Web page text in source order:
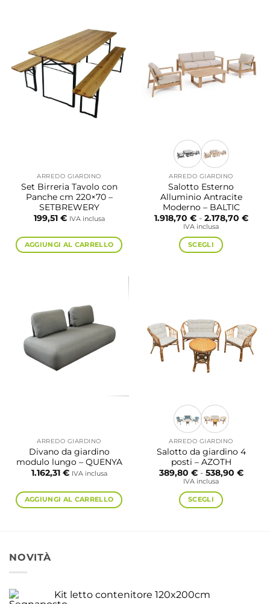
più
varianti.
Le
opzioni
possono
essere
scelte
Le
opzioni
possono
del
prodotto
ARREDO GIARDINO
Set Birreria Tavolo con
Panche cm 220×70 –
SETBREWERY
199,51 € IVA inclusa
AGGIUNGI AL CARRELLO
ARREDO GIARDINO
Salotto Esterno
Alluminio Antracite
Moderno – BALTIC
1.918,70 € - 2.178,70 €
IVA inclusa
SCEGLI
Le
opzioni
possono
essere
scelte
del
prodotto
ARREDO GIARDINO
Divano da giardino
modulo lungo – QUENYA
1.162,31 € IVA inclusa
AGGIUNGI AL CARRELLO
ARREDO GIARDINO
Salotto da giardino 4
posti – AZOTH
389,80 € - 538,90 €Fascia
IVA inclusa
SCEGLI
NOVITÀ
Kit letto contenitore 120x200cm